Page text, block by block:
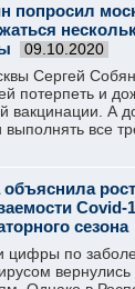
попросил
09.10.2020
Сергей
потерпеть и
вакцинации. А
выполнять все
рост
Covid-
сезона
цифры по